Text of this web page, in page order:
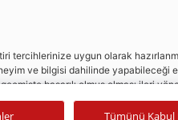
tercihlerinize uygun olarak
ve bilgisi dahilinde yapabileceği
başarılı olmuş olması ileri
Tümünü Kabul